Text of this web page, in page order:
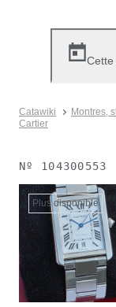
Cette
Catawiki Montres,
Cartier
Nº 104300553
Plus disponible